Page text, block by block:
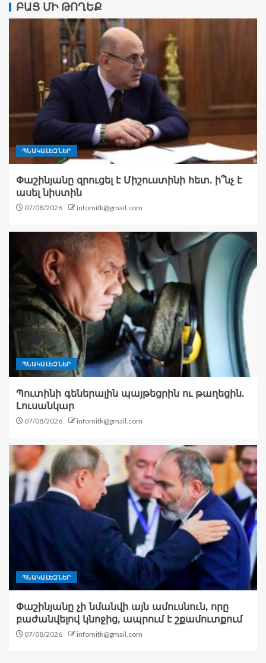
ԲԱՑ ՄԻ ԹՈՂԵՔ
ՊՆԱԿԱԼԵԶՆԵՐ
Փաշինյանը զրուցել է Միշուստինի հետ. ի՞նչ է
ասել նիստին
07/08/2026 infomitk@gmail.com
ՊՆԱԿԱԼԵԶՆԵՐ
Պուտինի գեներալին պայթեցրին ու թաղեցին.
Լուսանկար
07/08/2026 infomitk@gmail.com
ՊՆԱԿԱԼԵԶՆԵՐ
Փաշինյանը չի նմանվի այն ամուսնուն, որը
բաժանվելով կնոջից, ապրում է շքամուտքում
07/08/2026 infomitk@gmail.com